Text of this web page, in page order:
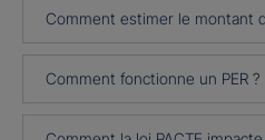
Comment estimer le montant
Comment fonctionne un PER ?